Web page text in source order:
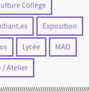
Collège
Exposition
Lycée MAO
/ Atelier